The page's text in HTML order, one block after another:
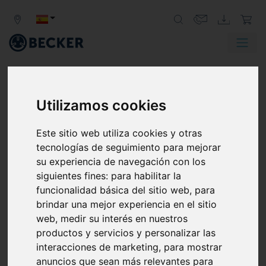
Utilizamos cookies
Este sitio web utiliza cookies y otras
tecnologías de seguimiento para mejorar
su experiencia de navegación con los
siguientes fines: para habilitar la
funcionalidad básica del sitio web, para
brindar una mejor experiencia en el sitio
web, medir su interés en nuestros
productos y servicios y personalizar las
interacciones de marketing, para mostrar
anuncios que sean más relevantes para
FIJACIÓN POR VACÍO
LOS SISTEMAS DE FIJACIÓN POR
VACÍO QUE MANTIENEN LO QUE
PROMETEN
Ya sean placas de circuitos, piezas de máquinas o
muebles, las bombas de vacío y los sistemas de vacío
Becker son siempre la solución más adecuada para fijar
las piezas mediante vacío para un procesado preciso.